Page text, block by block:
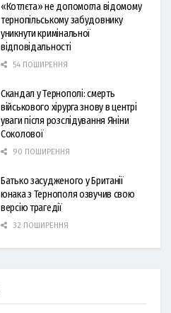
«Котлєта» не допомогла відомому
тернопільському забудовнику
уникнути кримінальної
відповідальності
54 ПОШИРЕННЯ
Скандал у Тернополі: смерть
військового хірурга знову в центрі
уваги після розслідування Яніни
Соколової
90 ПОШИРЕННЯ
Батько засудженого у Британії
юнака з Тернополя озвучив свою
версію трагедії
32 ПОШИРЕННЯ